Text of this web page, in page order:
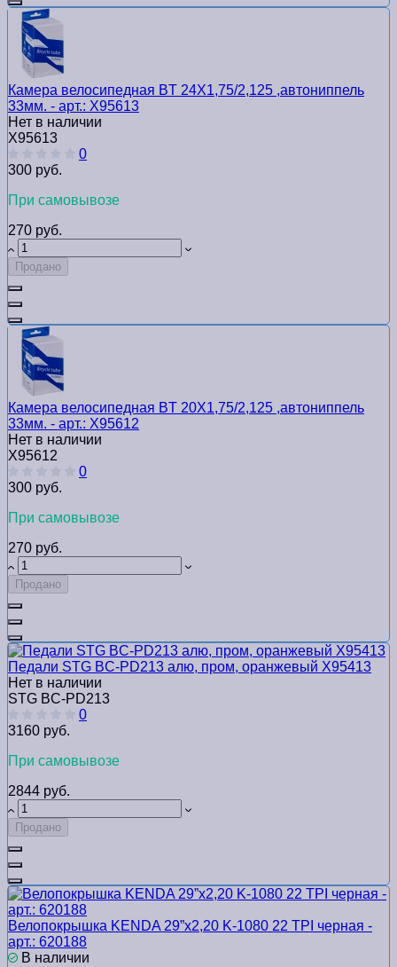
Камера велосипедная BТ 24Х1,75/2,125 ,автониппель
33мм. - арт.: Х95613
Нет в наличии
Х95613
0
300 руб.
При самовывозе
270 руб.
Продано
Камера велосипедная BТ 20Х1,75/2,125 ,автониппель
33мм. - арт.: Х95612
Нет в наличии
Х95612
0
300 руб.
При самовывозе
270 руб.
Продано
Педали STG BC-PD213 алю, пром, оранжевый Х95413
Нет в наличии
STG BC-PD213
0
3160 руб.
При самовывозе
2844 руб.
Продано
Велопокрышка KENDA 29”х2,20 K-1080 22 TPI черная -
арт.: 620188
В наличии